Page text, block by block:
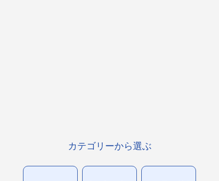
カテゴリーから選ぶ